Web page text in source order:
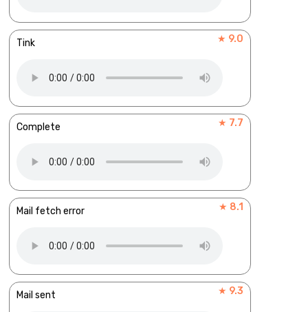
Tink ★ 9.0
Complete ★ 7.7
Mail fetch error ★ 8.1
Mail sent ★ 9.3